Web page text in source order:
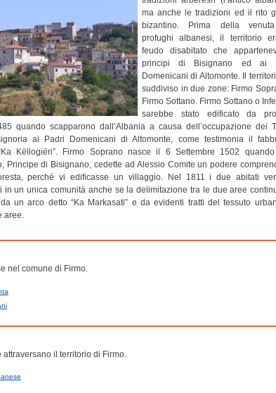
ma anche le tradizioni ed il rito
bizantino. Prima della
profughi albanesi, il territorio
feudo disabitato che
principi di Bisignano ed ai
Domenicani di Altomonte. Il
suddiviso in due zone: Firmo
Firmo Sottano. Firmo Sottano o
sarebbe stato edificato da
quando scapparono dall’Albania a causa dell’occupazione dei
ai Padri Domenicani di Altomonte, come testimonia il
Këllogiëri”. Firmo Soprano nasce il 6 Settembre 1502
Principe di Bisignano, cedette ad Alessio Comite un podere
perché vi edificasse un villaggio. Nel 1811 i due abitati
in un unica comunità anche se la delimitazione tra le due aree
un arco detto “Ka Markasati” e da evidenti tratti del tessuto
aree.
nel comune di Firmo.
attraversano il territorio di Firmo.